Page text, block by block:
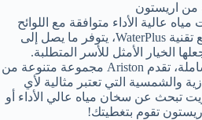
من اريستون
عالية الأداء متوافقة مع اللوائح
العليا؟ لقد غطيت اريستون! مع تقنية WaterPlus، يتوفر ما يصل إلى
الخيار الأمثل للأسر المتطلبة.
بالإضافة إلى حلول التدفئة الشاملة، تقدم Ariston مجموعة متنوعة من
والشمسية التي تعتبر مثالية لأي
تبحث عن سخان مياه عالي الأداء أو
تقوم بتغطيتك!